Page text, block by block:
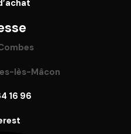
lès-Mâcon
16 96